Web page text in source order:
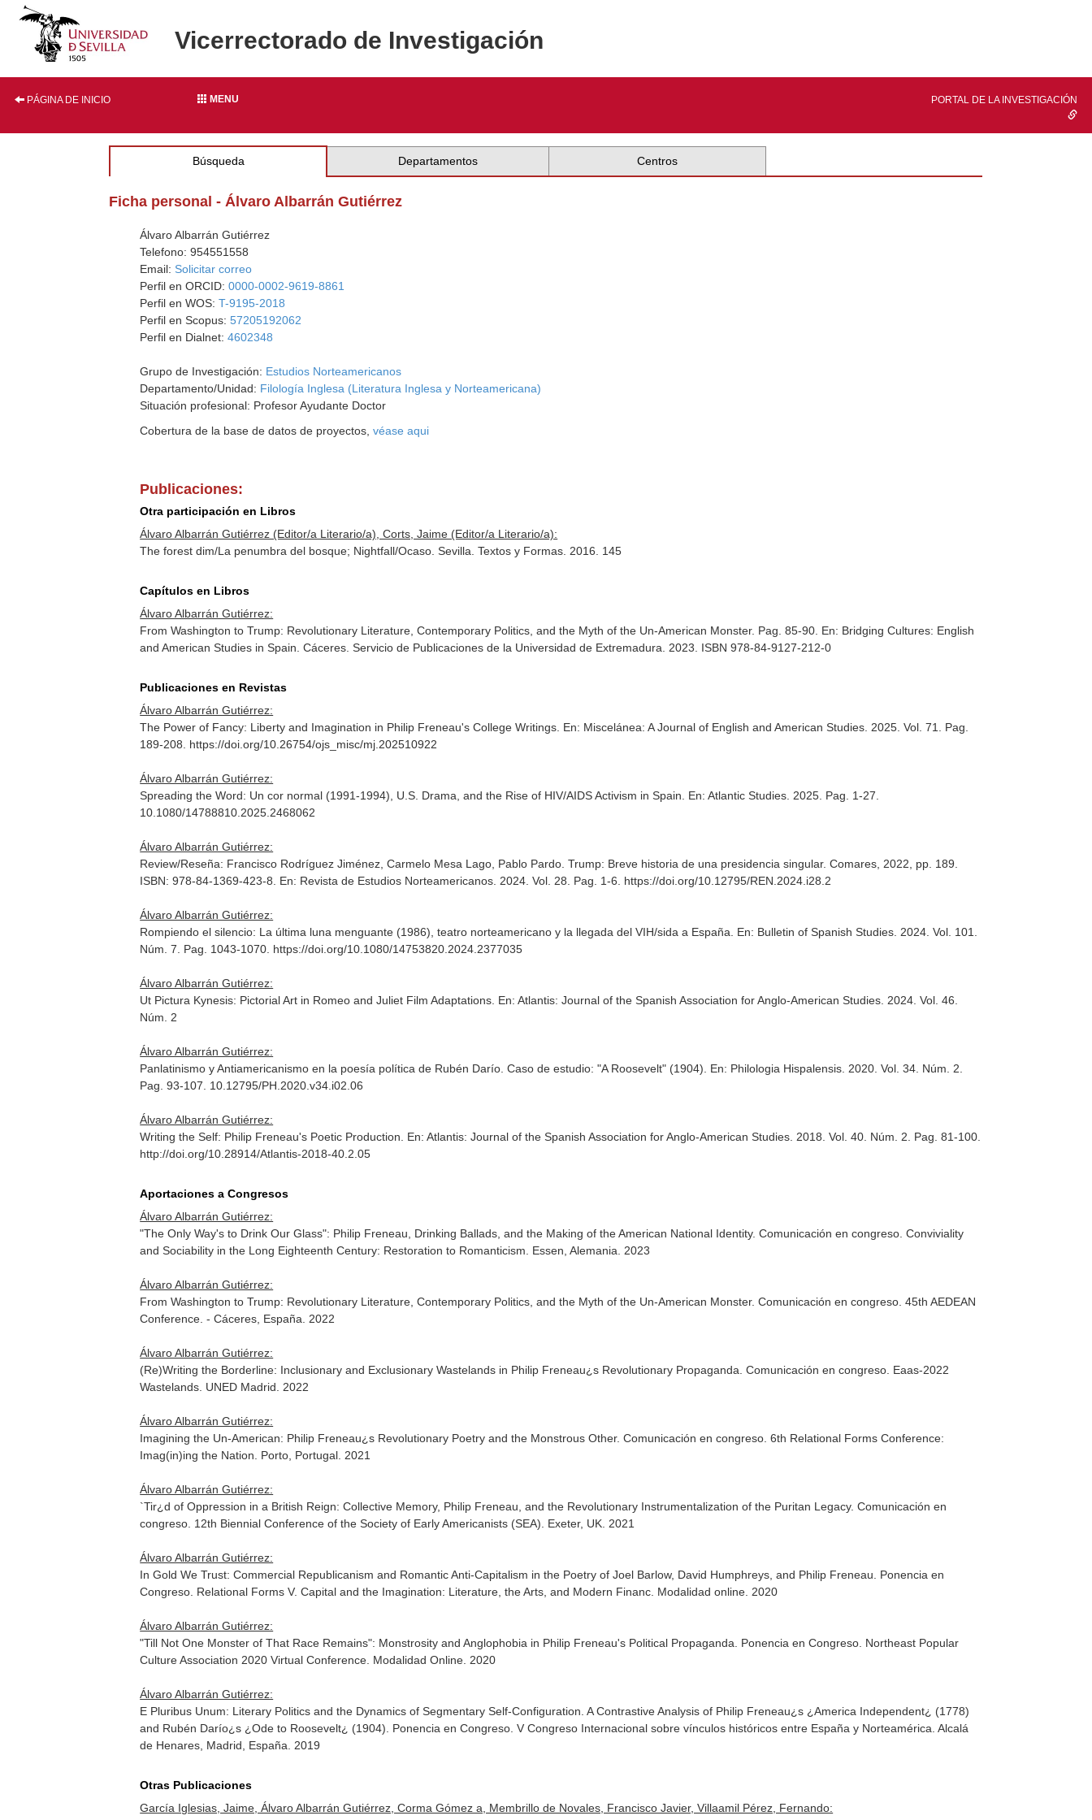
Vicerrectorado de Investigación
PÁGINA DE INICIO MENU PORTAL DE LA INVESTIGACIÓN
Búsqueda Departamentos Centros
Ficha personal - Álvaro Albarrán Gutiérrez
Álvaro Albarrán Gutiérrez
Telefono: 954551558
Email: Solicitar correo
Perfil en ORCID:0000-0002-9619-8861
Perfil en WOS:T-9195-2018
Perfil en Scopus:57205192062
Perfil en Dialnet:4602348
Grupo de Investigación: Estudios Norteamericanos
Departamento/Unidad: Filología Inglesa (Literatura Inglesa y Norteamericana)
Situación profesional: Profesor Ayudante Doctor
Cobertura de la base de datos de proyectos,véase aqui
Publicaciones:
Otra participación en Libros
Álvaro Albarrán Gutiérrez (Editor/a Literario/a), Corts, Jaime (Editor/a Literario/a):
The forest dim/La penumbra del bosque; Nightfall/Ocaso. Sevilla. Textos y Formas. 2016. 145
Capítulos en Libros
Álvaro Albarrán Gutiérrez:
From Washington to Trump: Revolutionary Literature, Contemporary Politics, and the Myth of the Un-American Monster. Pag. 85-90. En: Bridging Cultures: English
and American Studies in Spain . Cáceres. Servicio de Publicaciones de la Universidad de Extremadura. 2023. ISBN 978-84-9127-212-0
Publicaciones en Revistas
Álvaro Albarrán Gutiérrez:
The Power of Fancy: Liberty and Imagination in Philip Freneau's College Writings. En: Miscelánea: A Journal of English and American Studies . 2025. Vol. 71. Pag.
189-208. https://doi.org/10.26754/ojs_misc/mj.202510922
Álvaro Albarrán Gutiérrez:
Spreading the Word: Un cor normal (1991-1994), U.S. Drama, and the Rise of HIV/AIDS Activism in Spain. En: Atlantic Studies . 2025. Pag. 1-27.
10.1080/14788810.2025.2468062
Álvaro Albarrán Gutiérrez:
Review/Reseña: Francisco Rodríguez Jiménez, Carmelo Mesa Lago, Pablo Pardo. Trump: Breve historia de una presidencia singular. Comares, 2022, pp. 189.
ISBN: 978-84-1369-423-8. En: Revista de Estudios Norteamericanos . 2024. Vol. 28. Pag. 1-6. https://doi.org/10.12795/REN.2024.i28.2
Álvaro Albarrán Gutiérrez:
Rompiendo el silencio: La última luna menguante (1986), teatro norteamericano y la llegada del VIH/sida a España. En: Bulletin of Spanish Studies . 2024. Vol. 101.
Núm. 7. Pag. 1043-1070. https://doi.org/10.1080/14753820.2024.2377035
Álvaro Albarrán Gutiérrez:
Ut Pictura Kynesis: Pictorial Art in Romeo and Juliet Film Adaptations. En: Atlantis: Journal of the Spanish Association for Anglo-American Studies . 2024. Vol. 46.
Núm. 2
Álvaro Albarrán Gutiérrez:
Panlatinismo y Antiamericanismo en la poesía política de Rubén Darío. Caso de estudio: "A Roosevelt" (1904). En: Philologia Hispalensis . 2020. Vol. 34. Núm. 2.
Pag. 93-107. 10.12795/PH.2020.v34.i02.06
Álvaro Albarrán Gutiérrez:
Writing the Self: Philip Freneau's Poetic Production. En: Atlantis: Journal of the Spanish Association for Anglo-American Studies . 2018. Vol. 40. Núm. 2. Pag. 81-100.
http://doi.org/10.28914/Atlantis-2018-40.2.05
Aportaciones a Congresos
Álvaro Albarrán Gutiérrez:
"The Only Way's to Drink Our Glass": Philip Freneau, Drinking Ballads, and the Making of the American National Identity. Comunicación en congreso. Conviviality
and Sociability in the Long Eighteenth Century: Restoration to Romanticism. Essen, Alemania. 2023
Álvaro Albarrán Gutiérrez:
From Washington to Trump: Revolutionary Literature, Contemporary Politics, and the Myth of the Un-American Monster. Comunicación en congreso. 45th AEDEAN
Conference. - Cáceres, España. 2022
Álvaro Albarrán Gutiérrez:
(Re)Writing the Borderline: Inclusionary and Exclusionary Wastelands in Philip Freneau¿s Revolutionary Propaganda. Comunicación en congreso. Eaas-2022
Wastelands. UNED Madrid. 2022
Álvaro Albarrán Gutiérrez:
Imagining the Un-American: Philip Freneau¿s Revolutionary Poetry and the Monstrous Other. Comunicación en congreso. 6th Relational Forms Conference:
Imag(in)ing the Nation. Porto, Portugal. 2021
Álvaro Albarrán Gutiérrez:
`Tir¿d of Oppression in a British Reign: Collective Memory, Philip Freneau, and the Revolutionary Instrumentalization of the Puritan Legacy. Comunicación en
congreso. 12th Biennial Conference of the Society of Early Americanists (SEA). Exeter, UK. 2021
Álvaro Albarrán Gutiérrez:
In Gold We Trust: Commercial Republicanism and Romantic Anti-Capitalism in the Poetry of Joel Barlow, David Humphreys, and Philip Freneau. Ponencia en
Congreso. Relational Forms V. Capital and the Imagination: Literature, the Arts, and Modern Financ. Modalidad online. 2020
Álvaro Albarrán Gutiérrez:
"Till Not One Monster of That Race Remains": Monstrosity and Anglophobia in Philip Freneau's Political Propaganda. Ponencia en Congreso. Northeast Popular
Culture Association 2020 Virtual Conference. Modalidad Online. 2020
Álvaro Albarrán Gutiérrez:
E Pluribus Unum: Literary Politics and the Dynamics of Segmentary Self-Configuration. A Contrastive Analysis of Philip Freneau¿s ¿America Independent¿ (1778)
and Rubén Darío¿s ¿Ode to Roosevelt¿ (1904). Ponencia en Congreso. V Congreso Internacional sobre vínculos históricos entre España y Norteamérica. Alcalá
de Henares, Madrid, España. 2019
Otras Publicaciones
García Iglesias, Jaime, Álvaro Albarrán Gutiérrez, Corma Gómez a, Membrillo de Novales, Francisco Javier, Villaamil Pérez, Fernando: